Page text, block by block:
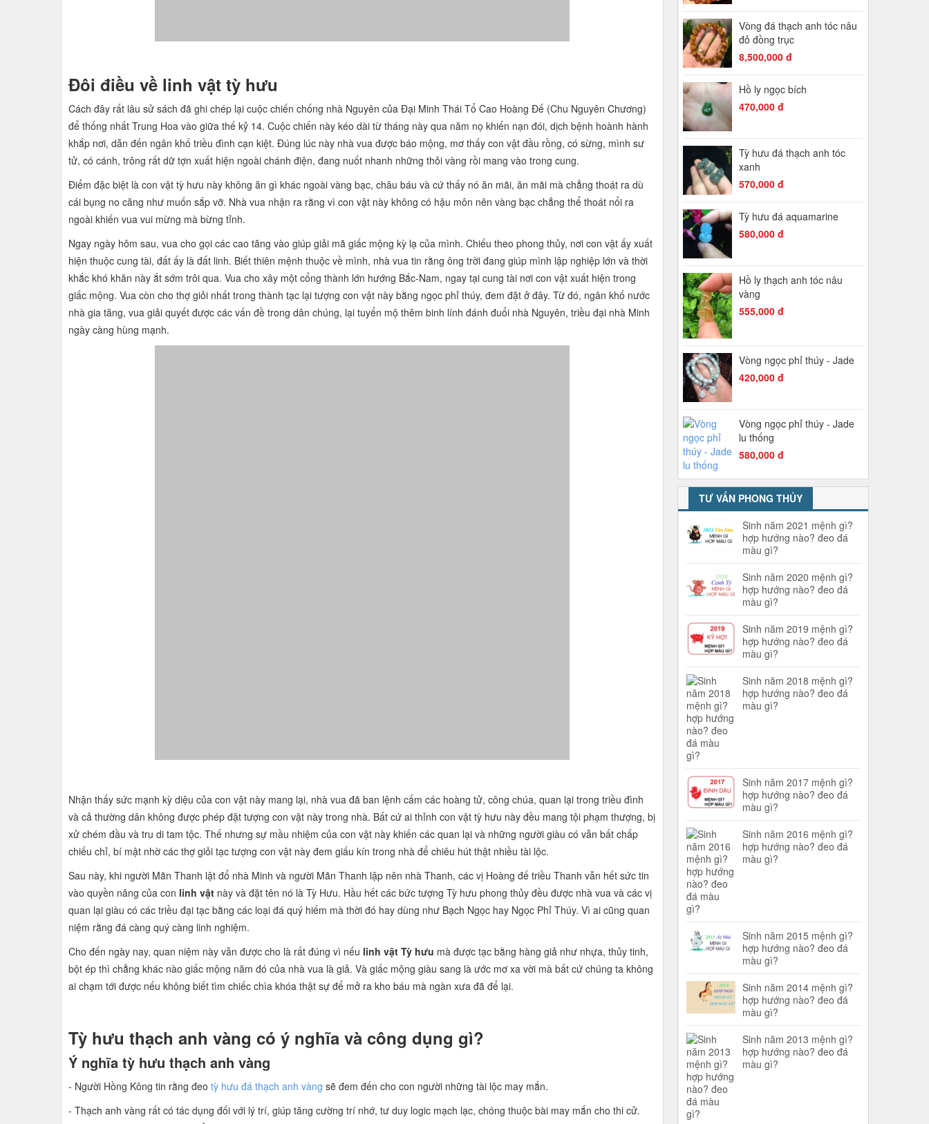
Đôi điều về linh vật tỳ hưu
Cách đây rất lâu sử sách đã ghi chép lại cuộc chiến chống nhà Nguyên của Đại Minh Thái Tổ Cao Hoàng Đế (Chu Nguyên Chương)
để thống nhất Trung Hoa vào giữa thế kỷ 14. Cuộc chiến này kéo dài từ tháng này qua năm nọ khiến nạn đói, dịch bệnh hoành hành
khắp nơi, dẫn đến ngân khố triều đình cạn kiệt. Đúng lúc này nhà vua được báo mộng, mơ thấy con vật đầu rồng, có sừng, mình sư
tử, có cánh, trông rất dữ tợn xuất hiện ngoài chánh điện, đang nuốt nhanh những thỏi vàng rồi mang vào trong cung.
Điểm đặc biệt là con vật tỳ hưu này không ăn gì khác ngoài vàng bạc, châu báu và cứ thấy nó ăn mãi, ăn mãi mà chẳng thoát ra dù
cái bụng no căng như muốn sắp vỡ. Nhà vua nhận ra rằng vì con vật này không có hậu môn nên vàng bạc chẳng thể thoát nổi ra
ngoài khiến vua vui mừng mà bừng tỉnh.
Ngay ngày hôm sau, vua cho gọi các cao tăng vào giúp giải mã giấc mộng kỳ lạ của mình. Chiếu theo phong thủy, nơi con vật ấy xuất
hiện thuộc cung tài, đất ấy là đất linh. Biết thiên mệnh thuộc về mình, nhà vua tin rằng ông trời đang giúp mình lập nghiệp lớn và thời
khắc khó khăn này ắt sớm trôi qua. Vua cho xây một cổng thành lớn hướng Bắc-Nam, ngay tại cung tài nơi con vật xuất hiện trong
giấc mộng. Vua còn cho thợ giỏi nhất trong thành tạc lại tượng con vật này bằng ngọc phỉ thúy, đem đặt ở đây. Từ đó, ngân khố nước
nhà gia tăng, vua giải quyết được các vấn đề trong dân chúng, lại tuyển mộ thêm binh lính đánh đuổi nhà Nguyên, triều đại nhà Minh
ngày càng hùng mạnh.
Nhận thấy sức mạnh kỳ diệu của con vật này mang lại, nhà vua đã ban lệnh cấm các hoàng tử, công chúa, quan lại trong triều đình
và cả thường dân không được phép đặt tượng con vật này trong nhà. Bất cứ ai thỉnh con vật tỳ hưu này đều mang tội phạm thượng, bị
xử chém đầu và tru di tam tộc. Thế nhưng sự mầu nhiệm của con vật này khiến các quan lại và những người giàu có vẫn bất chấp
chiếu chỉ, bí mật nhờ các thợ giỏi tạc tượng con vật này đem giấu kín trong nhà để chiêu hút thật nhiều tài lộc.
Sau này, khi người Mãn Thanh lật đổ nhà Minh và người Mãn Thanh lập nên nhà Thanh, các vị Hoàng đế triều Thanh vẫn hết sức tin
vào quyền năng của con linh vật này và đặt tên nó là Tỳ Hưu. Hầu hết các bức tượng Tỳ hưu phong thủy đều được nhà vua và các vị
quan lại giàu có các triều đại tạc bằng các loại đá quý hiếm mà thời đó hay dùng như Bạch Ngọc hay Ngọc Phỉ Thúy. Vì ai cũng quan
niệm rằng đá càng quý càng linh nghiệm.
Cho đến ngày nay, quan niệm này vẫn được cho là rất đúng vì nếu linh vật Tỳ hưu mà được tạc bằng hàng giả như nhựa, thủy tinh,
bột ép thì chẳng khác nào giấc mộng năm đó của nhà vua là giả. Và giấc mộng giàu sang là ước mơ xa vời mà bất cứ chúng ta không
ai chạm tới được nếu không biết tìm chiếc chìa khóa thật sự để mở ra kho báu mà ngàn xưa đã để lại.
Tỳ hưu thạch anh vàng có ý nghĩa và công dụng gì?
Ý nghĩa tỳ hưu thạch anh vàng
- Người Hồng Kông tin rằng đeo tỳ hưu đá thạch anh vàng sẽ đem đến cho con người những tài lộc may mắn.
- Thạch anh vàng rất có tác dụng đối với lý trí, giúp tăng cường trí nhớ, tư duy logic mạch lạc, chóng thuộc bài may mắn cho thi cử.
Vòng đá thạch anh tóc nâu
đỏ đồng trục
8,500,000 đ
Hồ ly ngọc bích
470,000 đ
Tỳ hưu đá thạch anh tóc
xanh
570,000 đ
Tỳ hưu đá aquamarine
580,000 đ
Hồ ly thạch anh tóc nâu
vàng
555,000 đ
Vòng ngọc phỉ thúy - Jade
420,000 đ
Vòng ngọc phỉ thúy - Jade
lu thống
580,000 đ
TƯ VẤN PHONG THỦY
Sinh năm 2021 mệnh gì?
hợp hướng nào? đeo đá
màu gì?
Sinh năm 2020 mệnh gì?
hợp hướng nào? đeo đá
màu gì?
Sinh năm 2019 mệnh gì?
hợp hướng nào? đeo đá
màu gì?
Sinh năm 2018 mệnh gì?
hợp hướng nào? đeo đá
màu gì?
Sinh năm 2017 mệnh gì?
hợp hướng nào? đeo đá
màu gì?
Sinh năm 2016 mệnh gì?
hợp hướng nào? đeo đá
màu gì?
Sinh năm 2015 mệnh gì?
hợp hướng nào? đeo đá
màu gì?
Sinh năm 2014 mệnh gì?
hợp hướng nào? đeo đá
màu gì?
Sinh năm 2013 mệnh gì?
hợp hướng nào? đeo đá
màu gì?